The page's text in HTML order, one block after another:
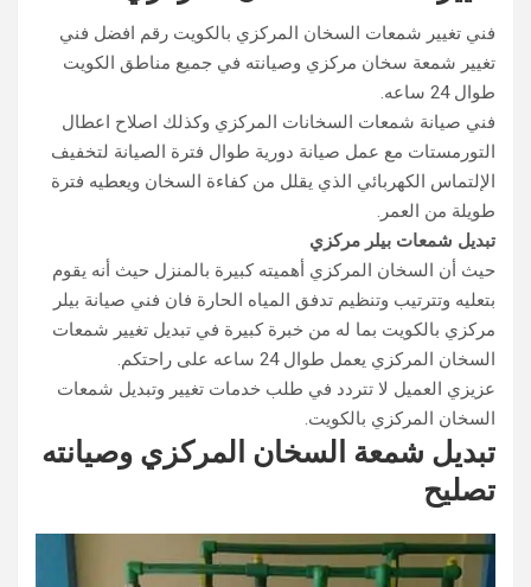
فني تغيير شمعات السخان المركزي بالكويت رقم افضل فني
تغيير شمعة سخان مركزي وصيانته في جميع مناطق الكويت
طوال 24 ساعه.
فني صيانة شمعات السخانات المركزي وكذلك اصلاح اعطال
التورمستات مع عمل صيانة دورية طوال فترة الصيانة لتخفيف
الإلتماس الكهربائي الذي يقلل من كفاءة السخان ويعطيه فترة
طويلة من العمر.
تبديل شمعات بيلر مركزي
حيث أن السخان المركزي أهميته كبيرة بالمنزل حيث أنه يقوم
بتعليه وتترتيب وتنظيم تدفق المياه الحارة فان فني صيانة بيلر
مركزي بالكويت بما له من خبرة كبيرة في تبديل تغيير شمعات
السخان المركزي يعمل طوال 24 ساعه على راحتكم.
عزيزي العميل لا تتردد في طلب خدمات تغيير وتبديل شمعات
السخان المركزي بالكويت.
تبديل شمعة السخان المركزي وصيانته
تصليح